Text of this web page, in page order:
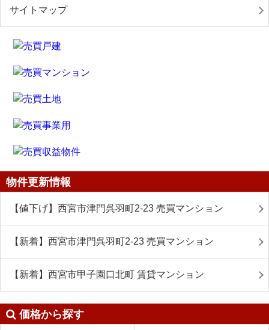
サイトマップ
物件更新情報
【値下げ】西宮市津門呉羽町2-23 売買マンション
【新着】西宮市津門呉羽町2-23 売買マンション
【新着】西宮市甲子園口北町 賃貸マンション
価格から探す